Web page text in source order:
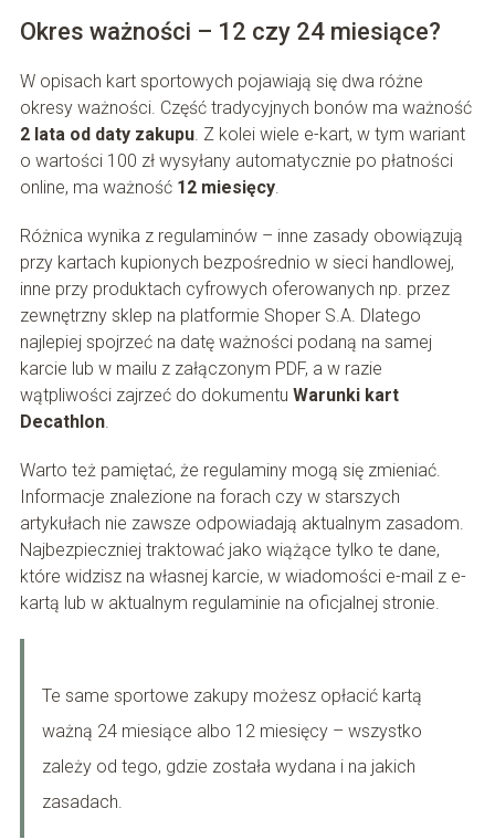
Okres ważności – 12 czy 24 miesiące?
W opisach kart sportowych pojawiają się dwa różne
okresy ważności. Część tradycyjnych bonów ma ważność
2 lata od daty zakupu. Z kolei wiele e-kart, w tym wariant
o wartości 100 zł wysyłany automatycznie po płatności
online, ma ważność 12 miesięcy.
Różnica wynika z regulaminów – inne zasady obowiązują
przy kartach kupionych bezpośrednio w sieci handlowej,
inne przy produktach cyfrowych oferowanych np. przez
zewnętrzny sklep na platformie Shoper S.A. Dlatego
najlepiej spojrzeć na datę ważności podaną na samej
karcie lub w mailu z załączonym PDF, a w razie
wątpliwości zajrzeć do dokumentu Warunki kart
Decathlon.
Warto też pamiętać, że regulaminy mogą się zmieniać.
Informacje znalezione na forach czy w starszych
artykułach nie zawsze odpowiadają aktualnym zasadom.
Najbezpieczniej traktować jako wiążące tylko te dane,
które widzisz na własnej karcie, w wiadomości e-mail z e-
kartą lub w aktualnym regulaminie na oficjalnej stronie.
Te same sportowe zakupy możesz opłacić kartą
ważną 24 miesiące albo 12 miesięcy – wszystko
zależy od tego, gdzie została wydana i na jakich
zasadach.